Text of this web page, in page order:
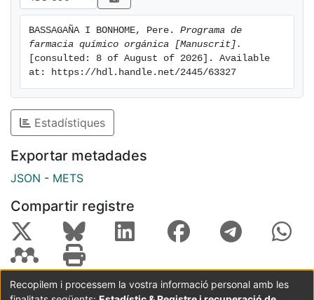
BASSAGAÑA I BONHOME, Pere. Programa de
farmacia químico orgánica [Manuscrit].
[consulted: 8 of August of 2026]. Available
at: https://hdl.handle.net/2445/63327
Estadístiques
Exportar metadades
JSON - METS
Compartir registre
Coordinació:CRAI UB Avís legal Metadades
Recopilem i processem la vostra informació personal amb les